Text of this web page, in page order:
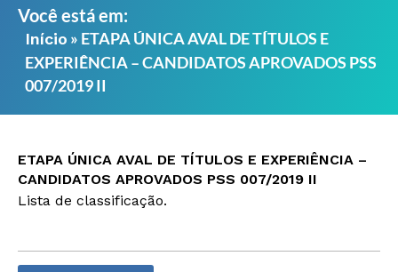
Você está em:
Início » ETAPA ÚNICA AVAL DE TÍTULOS E
EXPERIÊNCIA – CANDIDATOS APROVADOS PSS
007/2019 II
ETAPA ÚNICA AVAL DE TÍTULOS E EXPERIÊNCIA –
CANDIDATOS APROVADOS PSS 007/2019 II
Lista de classificação.